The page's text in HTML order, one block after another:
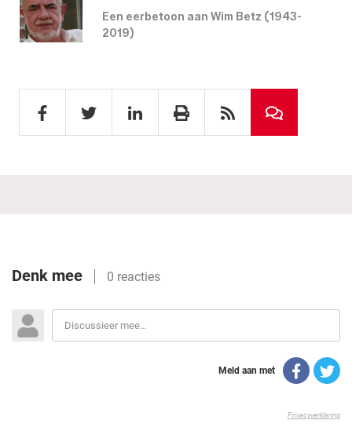
Een eerbetoon aan Wim Betz (1943-
2019)